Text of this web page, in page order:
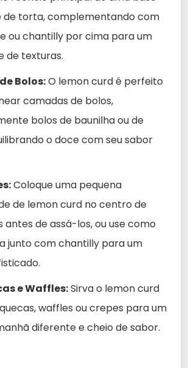
torta, complementando com
ou chantilly por cima para um
de texturas.
Bolos:O lemon curd é perfeito
camadas de bolos,
bolos de baunilha ou de
o doce com seu sabor
Coloque uma pequena
de lemon curd no centro de
antes de assá-los, ou use como
junto com chantilly para um
e Waffles:Sirva o lemon curd
waffles ou crepes para um
diferente e cheio de sabor.